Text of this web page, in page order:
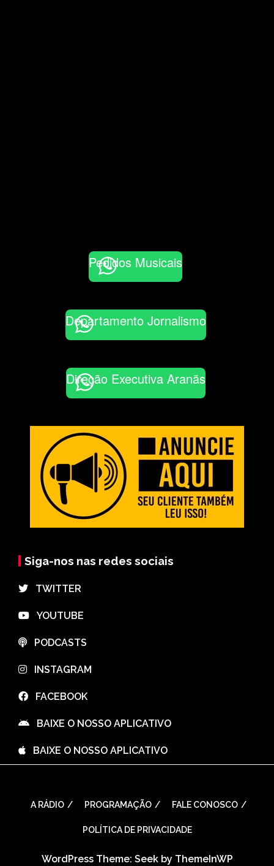
Pedidos Musicais
Departamento Jornalismo
Direção Executiva Aranãs
Siga-nos nas redes sociais
⠀TWITTER
⠀YOUTUBE
⠀PODCASTS
⠀INSTAGRAM
⠀FACEBOOK
⠀BAIXE O NOSSO APLICATIVO
⠀BAIXE O NOSSO APLICATIVO
A RÁDIO PROGRAMAÇÃO FALE CONOSCO
POLÍTICA DE PRIVACIDADE
WordPress Theme: Seek by ThemeInWP